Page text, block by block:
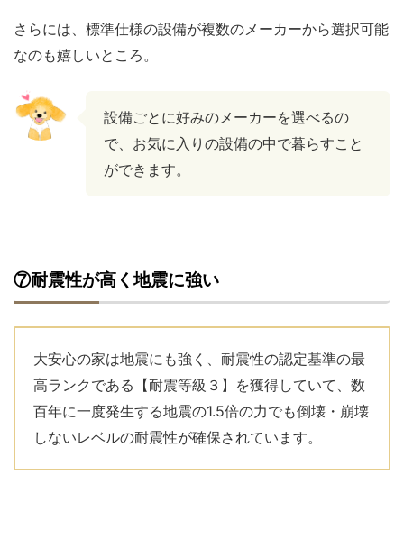
さらには、標準仕様の設備が複数のメーカーから選択可能
なのも嬉しいところ。
設備ごとに好みのメーカーを選べるの
で、お気に入りの設備の中で暮らすこと
ができます。
⑦耐震性が高く地震に強い
大安心の家は地震にも強く、耐震性の認定基準の最
高ランクである【耐震等級３】を獲得していて、数
百年に一度発生する地震の1.5倍の力でも倒壊・崩壊
しないレベルの耐震性が確保されています。